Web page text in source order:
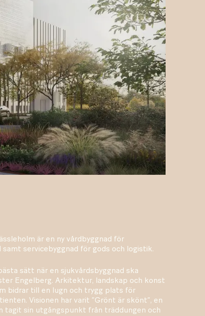
är en ny vårdbyggnad för
servicebyggnad för gods och logistik.
sätt när en sjukvårdsbyggnad ska
Engelberg. Arkitektur, landskap och konst
bidrar till en lugn och trygg plats för
Visionen har varit ”Grönt är skönt”, en
tagit sin utgångspunkt från träddungen och